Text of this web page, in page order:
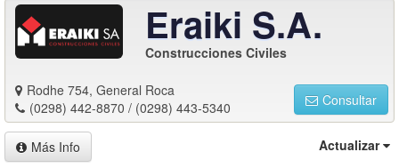
Eraiki S.A.
Construcciones Civiles
Rodhe 754, General Roca
(0298) 442-8870 / (0298) 443-5340
Consultar
Más Info Actualizar